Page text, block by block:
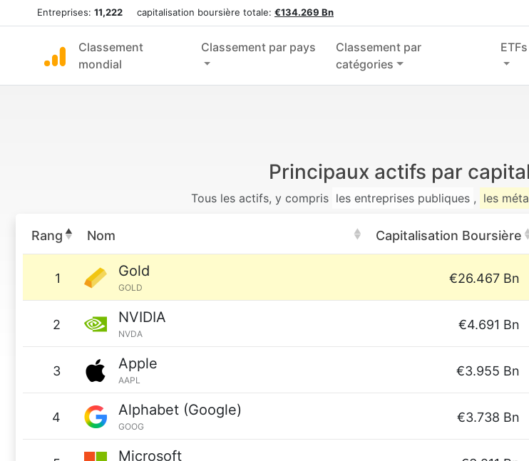
Entreprises: 11,222 capitalisation boursière totale: €134.269 Bn
Classement
mondial
Classement par pays
Classement par
catégories
ETFs
Principaux actifs par
Tous les actifs, y compris les entreprises publiques , les
Rang Nom Capitalisation Boursière
1 Gold
GOLD
€26.467 Bn
2 NVIDIA
NVDA
€4.691 Bn
3 Apple
AAPL
€3.955 Bn
4 Alphabet (Google)
GOOG
€3.738 Bn
Microsoft